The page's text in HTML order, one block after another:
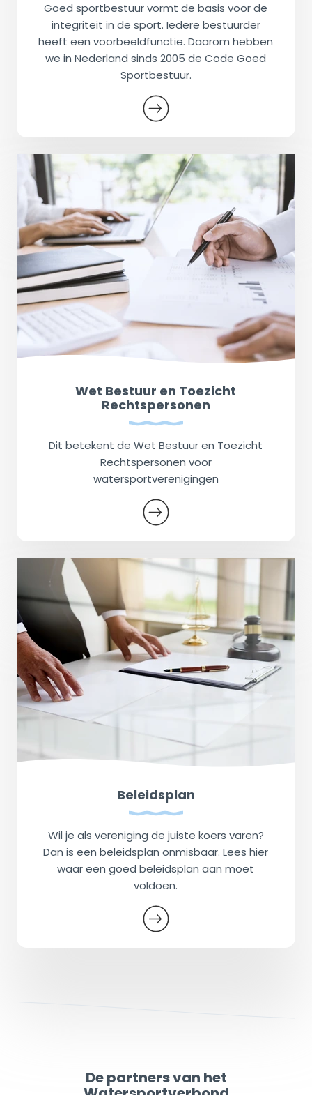
Goed sportbestuur vormt de basis voor de
integriteit in de sport. Iedere bestuurder
heeft een voorbeeldfunctie. Daarom hebben
we in Nederland sinds 2005 de Code Goed
Sportbestuur.
Wet Bestuur en Toezicht
Rechtspersonen
Dit betekent de Wet Bestuur en Toezicht
Rechtspersonen voor
watersportverenigingen
Beleidsplan
Wil je als vereniging de juiste koers varen?
Dan is een beleidsplan onmisbaar. Lees hier
waar een goed beleidsplan aan moet
voldoen.
De partners van het